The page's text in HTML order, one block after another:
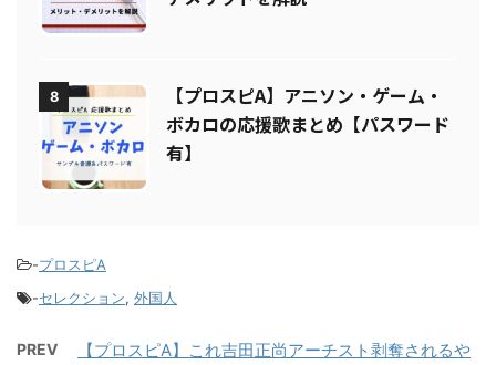
8
【プロスピA】アニソン・ゲーム・
ボカロの応援歌まとめ【パスワード
有】
-プロスピA
-セレクション, 外国人
PREV
【プロスピA】これ吉田正尚アーチスト剥奪されるや